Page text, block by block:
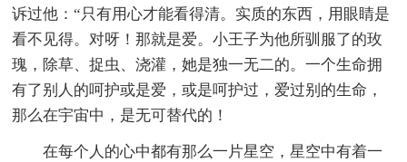
诉过他：“只有用心才能看得清。实质的东西，用眼睛是
看不见得。对呀！那就是爱。小王子为他所驯服了的玫
瑰，除草、捉虫、浇灌，她是独一无二的。一个生命拥
有了别人的呵护或是爱，或是呵护过，爱过别的生命，
那么在宇宙中，是无可替代的！
在每个人的心中都有那么一片星空，星空中有着一